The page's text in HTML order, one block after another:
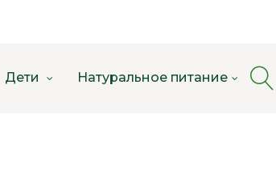
Дети Натуральное питание